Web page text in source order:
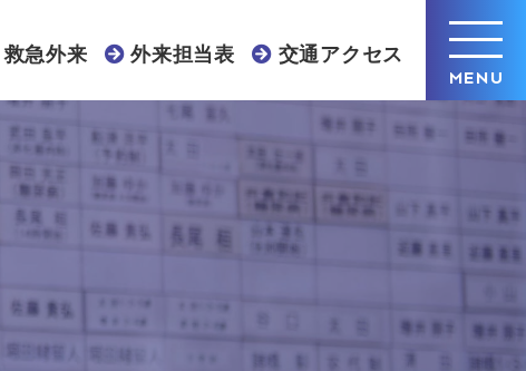
救急外来 外来担当表 交通アクセス
MENU